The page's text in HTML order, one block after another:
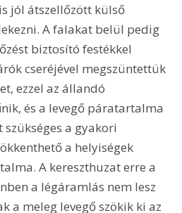
jól átszellőzött külső
A falakat belül pedig
biztosító festékkel
cseréjével megszüntettük
ezzel az állandó
és a levegő páratartalma
szükséges a gyakori
a helyiségek
A kereszthuzat erre a
a légáramlás nem lesz
a meleg levegő szökik ki az